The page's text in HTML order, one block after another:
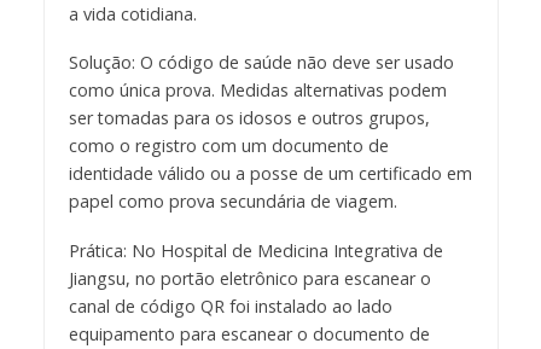
a vida cotidiana.
Solução: O código de saúde não deve ser usado
como única prova. Medidas alternativas podem
ser tomadas para os idosos e outros grupos,
como o registro com um documento de
identidade válido ou a posse de um certificado em
papel como prova secundária de viagem.
Prática: No Hospital de Medicina Integrativa de
Jiangsu, no portão eletrônico para escanear o
canal de código QR foi instalado ao lado
equipamento para escanear o documento de